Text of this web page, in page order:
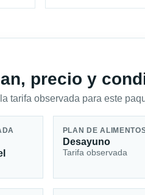
precio y
tarifa observada para este
PLAN DE
Desayuno
Tarifa observada